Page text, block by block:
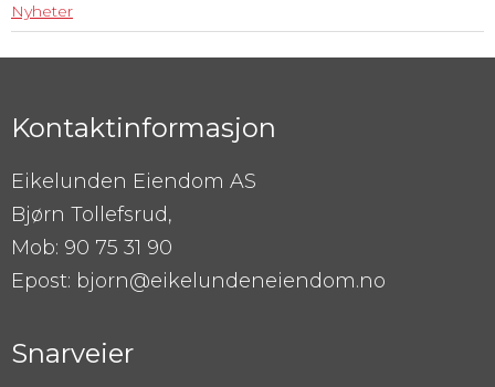
Nyheter
Kontaktinformasjon
Eikelunden Eiendom AS
Bjørn Tollefsrud,
Mob: 90 75 31 90
Epost: bjorn@eikelundeneiendom.no
Snarveier